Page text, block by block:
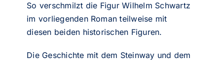
So verschmilzt die Figur Wilhelm Schwartz
im vorliegenden Roman teilweise mit
diesen beiden historischen Figuren.
Die Geschichte mit dem Steinway und dem